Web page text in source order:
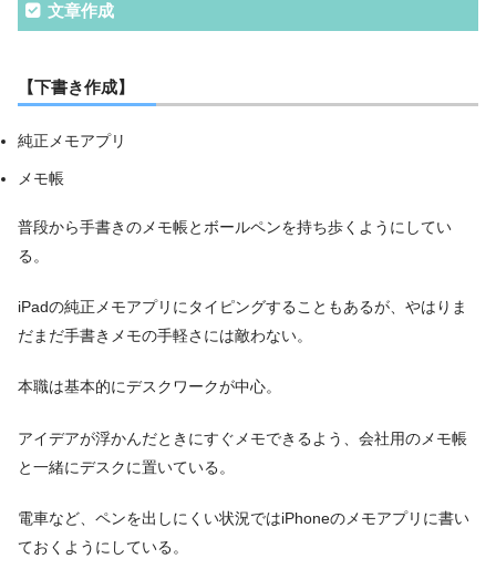
文章作成
【下書き作成】
純正メモアプリ
メモ帳
普段から手書きのメモ帳とボールペンを持ち歩くようにしてい
る。
iPadの純正メモアプリにタイピングすることもあるが、やはりま
だまだ手書きメモの手軽さには敵わない。
本職は基本的にデスクワークが中心。
アイデアが浮かんだときにすぐメモできるよう、会社用のメモ帳
と一緒にデスクに置いている。
電車など、ペンを出しにくい状況ではiPhoneのメモアプリに書い
ておくようにしている。